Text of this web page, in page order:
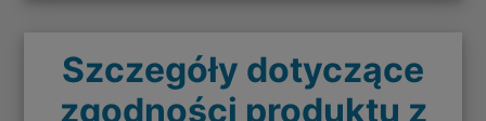
Szczegóły dotyczące
zgodności produktu z